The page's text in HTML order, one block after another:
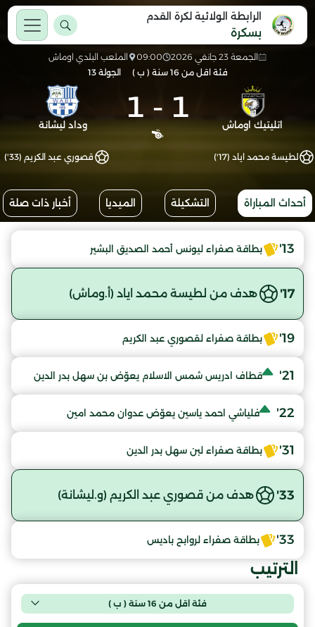
الرابطة الولائية لكرة القدم
بسكرة
الجمعة 23 جانفي 2026 09:00
الملعب البلدي اوماش
فئة اقل من 16 سنة ( ب )
الجولة 13
اتليتيك اوماش 1
-
1 وداد ليشانة
لطيسة محمد اياد (17') قصوري عبد الكريم (33')
أحداث المباراة التشكيلة الميديا أخبار ذات صلة
13' بطاقة صفراء ليونس أحمد الصديق البشير
17' هدف من لطيسة محمد اياد (أ.وماش)
19' بطاقة صفراء لقصوري عبد الكريم
21' قطاف ادريس شمس الاسلام يعوّض بن سهل بدر الدين
22' فلياشي احمد ياسين يعوّض عدوان محمد امين
31' بطاقة صفراء لبن سهل بدر الدين
33' هدف من قصوري عبد الكريم (و.ليشانة)
33' بطاقة صفراء لروابح باديس
الترتيب
فئة اقل من 16 سنة ( ب )